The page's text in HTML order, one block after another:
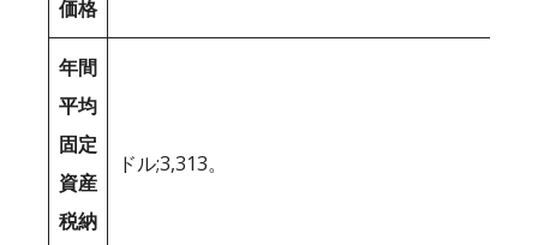
価格
年間
平均
固定
資産
税納
ドル;3,313。